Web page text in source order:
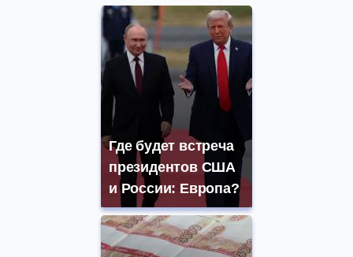
Где будет встреча
президентов США
и России: Европа?